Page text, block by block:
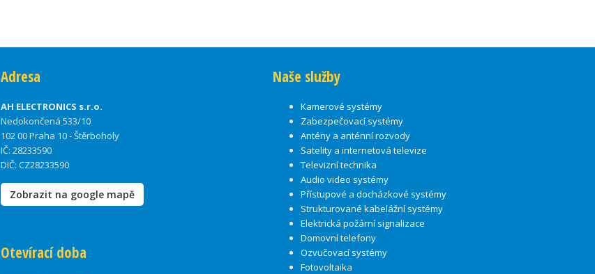
Adresa
AH ELECTRONICS s.r.o.
Nedokončená 533/10
102 00 Praha 10 - Štěrboholy
IČ: 28233590
DIČ: CZ28233590
Zobrazit na google mapě
Otevírací doba
Naše služby
Kamerové systémy
Zabezpečovací systémy
Antény a anténní rozvody
Satelity a internetová televize
Televizní technika
Audio video systémy
Přístupové a docházkové systémy
Strukturované kabelážní systémy
Elektrická požární signalizace
Domovní telefony
Ozvučovací systémy
Fotovoltaika